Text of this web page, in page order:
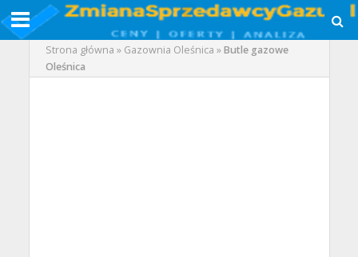
Strona główna » Gazownia Oleśnica »Butle gazowe
Oleśnica